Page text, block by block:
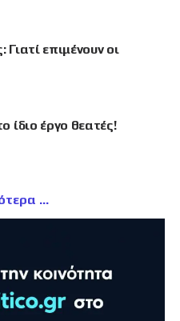
επιμένουν οι
ίδιο έργο θεατές!